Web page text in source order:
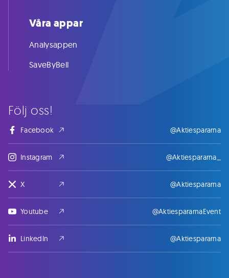
Följ oss!
Facebook @Aktiespararna
Instagram @Aktiespararna_
X @Aktiespararna
Youtube @AktiespararnaEvent
LinkedIn @Aktiespararna
Våra appar
Analysappen
SaveByBell